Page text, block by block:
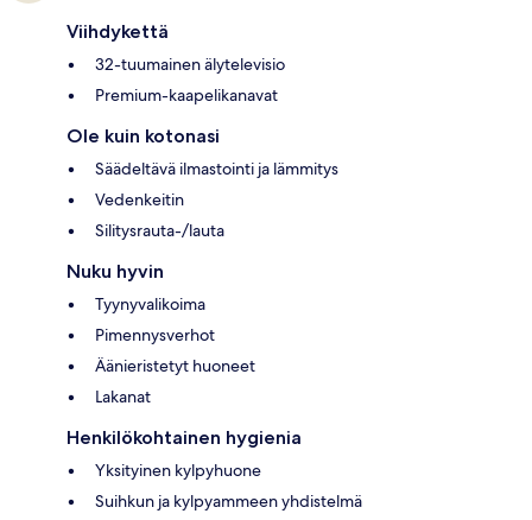
Viihdykettä
32-tuumainen älytelevisio
Premium-kaapelikanavat
Ole kuin kotonasi
Säädeltävä ilmastointi ja lämmitys
Vedenkeitin
Silitysrauta-/lauta
Nuku hyvin
Tyynyvalikoima
Pimennysverhot
Äänieristetyt huoneet
Lakanat
Henkilökohtainen hygienia
Yksityinen kylpyhuone
Suihkun ja kylpyammeen yhdistelmä